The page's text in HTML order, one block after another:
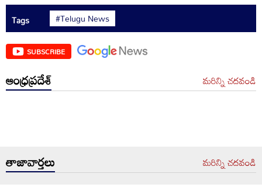
Tags #Telugu News
SUBSCRIBE
ఆంధ్రప్రదేశ్ మరిన్ని చదవండి
తాజావార్తలు మరిన్ని చదవండి